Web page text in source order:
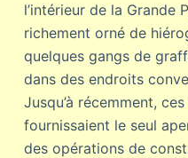
l’intérieur de la Grande
richement orné de
quelques gangs de
dans des endroits
Jusqu’à récemment,
fournissaient le seul
des opérations de